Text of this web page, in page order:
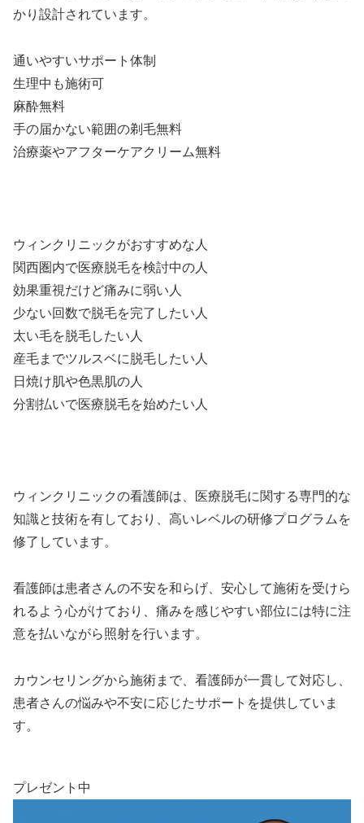
かり設計されています。
通いやすいサポート体制
生理中も施術可
麻酔無料
手の届かない範囲の剃毛無料
治療薬やアフターケアクリーム無料
ウィンクリニックがおすすめな人
関西圏内で医療脱毛を検討中の人
効果重視だけど痛みに弱い人
少ない回数で脱毛を完了したい人
太い毛を脱毛したい人
産毛までツルスベに脱毛したい人
日焼け肌や色黒肌の人
分割払いで医療脱毛を始めたい人
ウィンクリニックの看護師は、医療脱毛に関する専門的な
知識と技術を有しており、高いレベルの研修プログラムを
修了しています。
看護師は患者さんの不安を和らげ、安心して施術を受けら
れるよう心がけており、痛みを感じやすい部位には特に注
意を払いながら照射を行います。
カウンセリングから施術まで、看護師が一貫して対応し、
患者さんの悩みや不安に応じたサポートを提供していま
す。
プレゼント中